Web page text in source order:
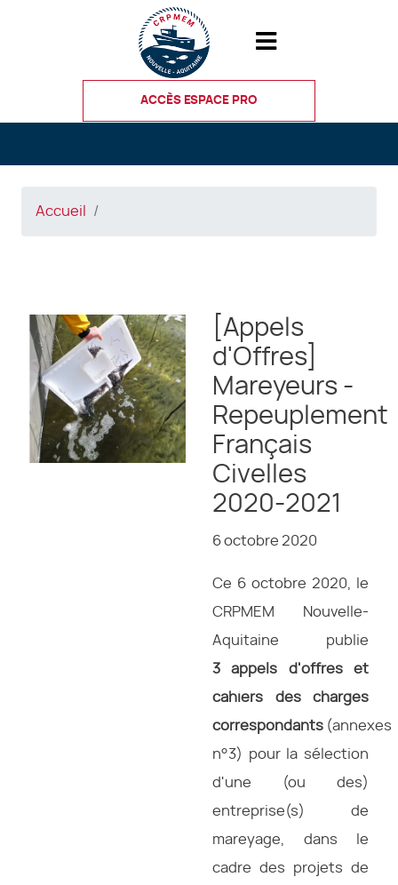
au
contenu
principal
ACCÈS ESPACE PRO
Accueil
[Appels
d'Offres]
Mareyeurs -
Repeuplement
Français
Civelles
2020-2021
6 octobre 2020
Ce 6 octobre 2020, le
CRPMEM Nouvelle-
Aquitaine publie
3 appels d'offres et
cahiers des charges
correspondants (annexes
n°3) pour la sélection
d'une (ou des)
entreprise(s) de
mareyage, dans le
cadre des projets de